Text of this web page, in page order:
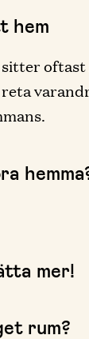
hem
oftast
mer!
rum?